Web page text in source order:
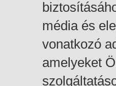
média és
vonatkozó
amelyeket